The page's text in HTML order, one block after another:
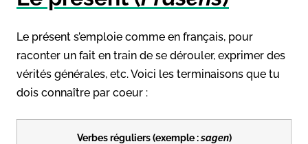
Le présent s’emploie comme en français, pour
raconter un fait en train de se dérouler, exprimer des
vérités générales, etc. Voici les terminaisons que tu
dois connaître par coeur :
Verbes réguliers (exemple :sagen)